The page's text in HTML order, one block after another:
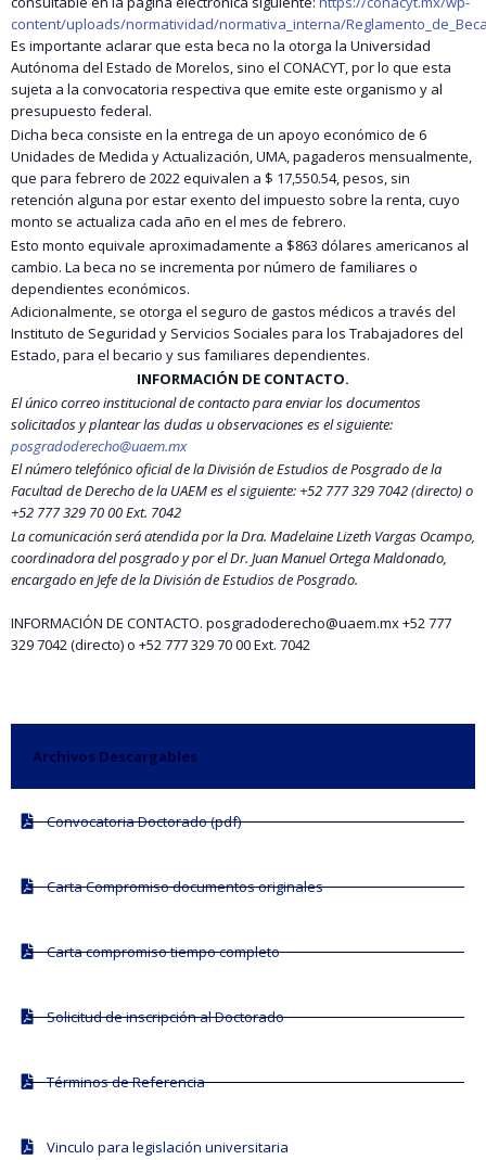
content/uploads/normatividad/normativa_interna/
Es importante aclarar que esta beca no la otorga la Universidad
Autónoma del Estado de Morelos, sino el CONACYT, por lo que esta
sujeta a la convocatoria respectiva que emite este organismo y al
presupuesto federal.
Dicha beca consiste en la entrega de un apoyo económico de 6
Unidades de Medida y Actualización, UMA, pagaderos mensualmente,
que para febrero de 2022 equivalen a $ 17,550.54, pesos, sin
retención alguna por estar exento del impuesto sobre la renta, cuyo
monto se actualiza cada año en el mes de febrero.
Esto monto equivale aproximadamente a $863 dólares americanos al
cambio. La beca no se incrementa por número de familiares o
dependientes económicos.
Adicionalmente, se otorga el seguro de gastos médicos a través del
Instituto de Seguridad y Servicios Sociales para los Trabajadores del
Estado, para el becario y sus familiares dependientes.
INFORMACIÓN DE CONTACTO.
El único correo institucional de contacto para enviar los documentos
solicitados y plantear las dudas u observaciones es el siguiente:
posgradoderecho@uaem.mx
El número telefónico oficial de la División de Estudios de Posgrado de la
Facultad de Derecho de la UAEM es el siguiente: +52 777 329 7042 (directo) o
+52 777 329 70 00 Ext. 7042
La comunicación será atendida por la Dra. Madelaine Lizeth Vargas Ocampo,
coordinadora del posgrado y por el Dr. Juan Manuel Ortega Maldonado,
encargado en Jefe de la División de Estudios de Posgrado.
INFORMACIÓN DE CONTACTO. posgradoderecho@uaem.mx +52 777
329 7042 (directo) o +52 777 329 70 00 Ext. 7042
Archivos Descargables
Convocatoria Doctorado (pdf)
Carta Compromiso documentos originales
Carta compromiso tiempo completo
Solicitud de inscripción al Doctorado
Términos de Referencia
Vinculo para legislación universitaria